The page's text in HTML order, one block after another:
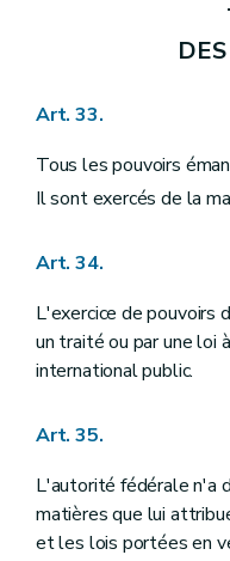
Art. 33.
Tous les pouvoirs
Il sont exercés de la
Art. 34.
L'exercice de pouvoirs
un traité ou par une loi
international public.
Art. 35.
L'autorité fédérale n'a
matières que lui
et les lois portées en